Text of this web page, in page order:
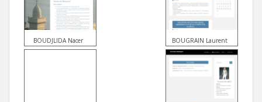
BOUDJLIDA Nacer BOUGRAIN Laurent